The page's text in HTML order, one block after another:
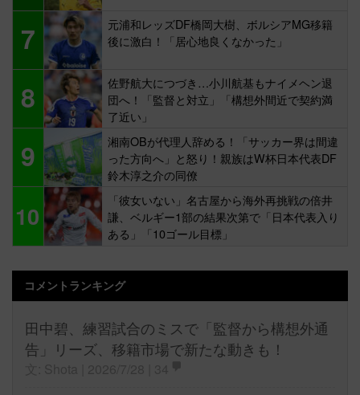
7
元浦和レッズDF橋岡大樹、ボルシアMG移籍
後に激白！「居心地良くなかった」
8
佐野航大につづき…小川航基もナイメヘン退
団へ！「監督と対立」「構想外間近で契約満
了近い」
9
湘南OBが代理人辞める！「サッカー界は間違
った方向へ」と怒り！親族はW杯日本代表DF
鈴木淳之介の同僚
10
「彼女いない」名古屋から海外再挑戦の倍井
謙、ベルギー1部の結果次第で「日本代表入り
ある」「10ゴール目標」
コメントランキング
田中碧、練習試合のミスで「監督から構想外通
告」リーズ、移籍市場で新たな動きも！